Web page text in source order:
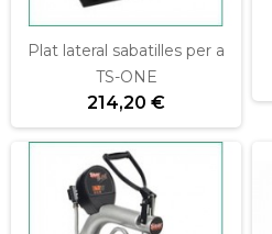
Plat lateral sabatilles per a
TS-ONE
214,20 €